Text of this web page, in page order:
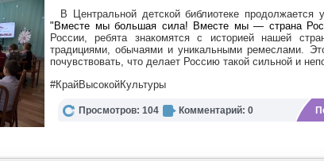
В Центральной детской библиотеке продолжается
"Вместе мы большая сила! Вместе мы — страна
России, ребята знакомятся с историей нашей
традициями, обычаями и уникальными ремеслами.
почувствовать, что делает Россию такой сильной и
#КрайВысокойКультуры
Просмотров: 104 Комментарий: 0